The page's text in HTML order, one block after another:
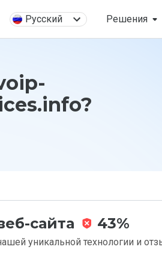
Русский Решения
сайта 43%
уникальной технологии и